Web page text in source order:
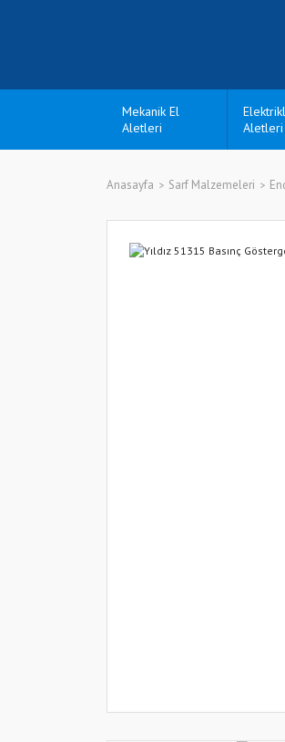
Mekanik El
Aletleri
Aletleri
Anasayfa Sarf Malzemeleri